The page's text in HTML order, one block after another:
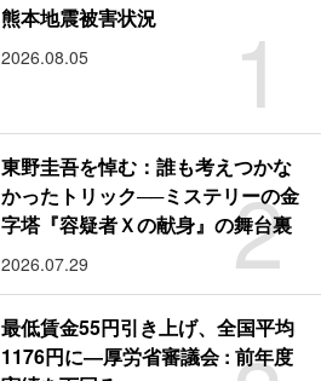
1
熊本地震被害状況
2026.08.05
2
東野圭吾を悼む：誰も考えつかな
かったトリック──ミステリーの金
字塔『容疑者Ｘの献身』の舞台裏
2026.07.29
最低賃金55円引き上げ、全国平均
1176円に―厚労省審議会 : 前年度